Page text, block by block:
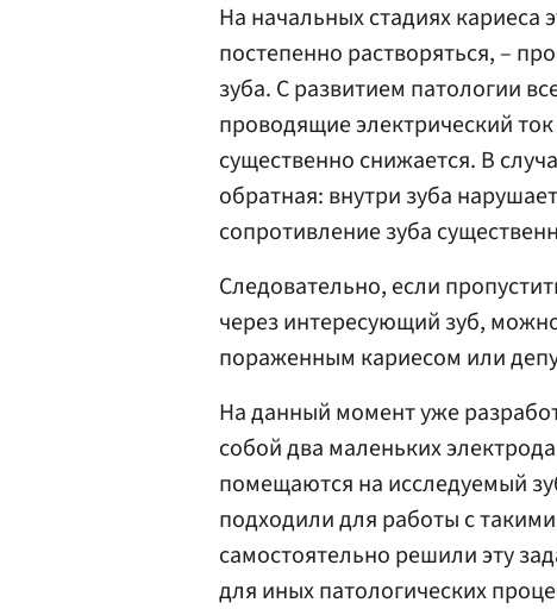
На начальных стадиях
постепенно растворяться, –
зуба. С развитием патологии
проводящие электрический
существенно снижается. В
обратная: внутри зуба
сопротивление зуба
Следовательно, если
через интересующий зуб,
пораженным кариесом или
На данный момент уже
собой два маленьких
помещаются на исследуемый
подходили для работы с
самостоятельно решили эту
для иных патологических